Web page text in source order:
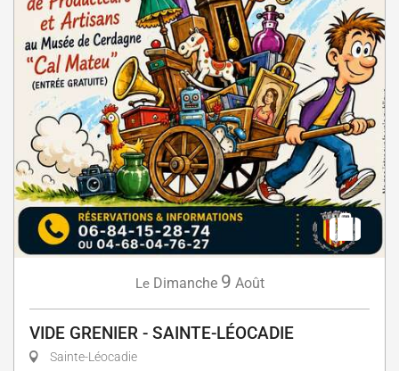
Le Dimanche 9 Août
VIDE GRENIER - SAINTE-LÉOCADIE
Sainte-Léocadie